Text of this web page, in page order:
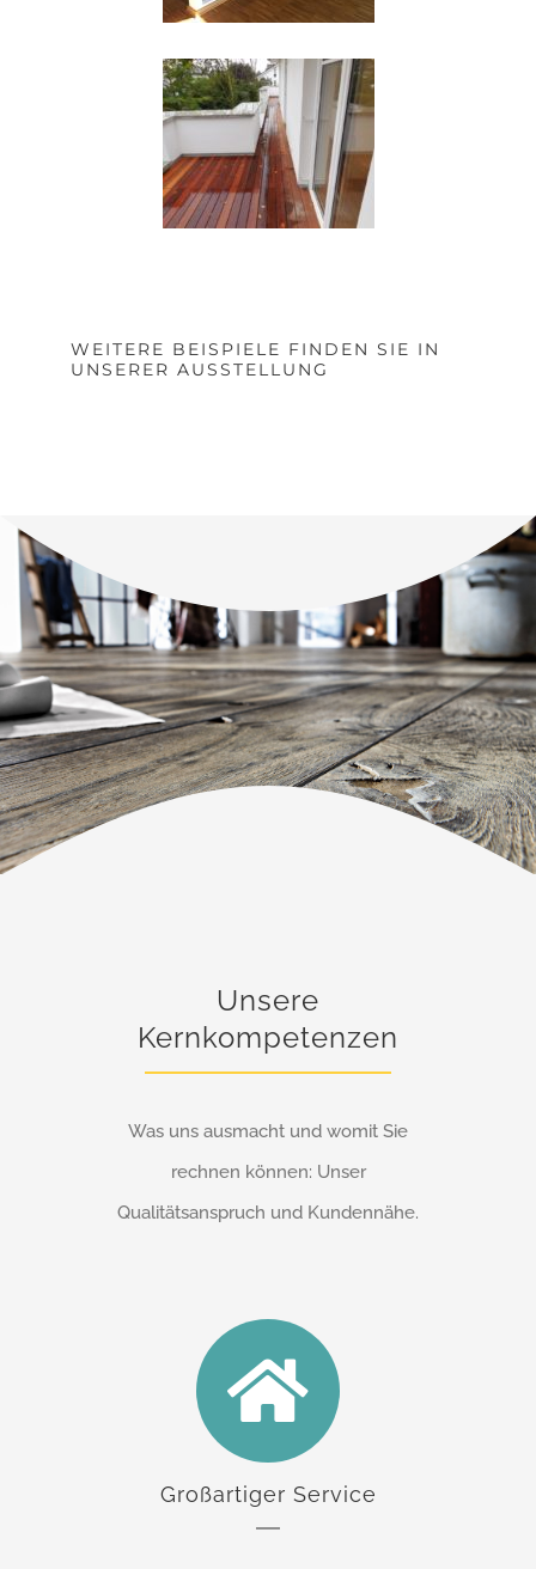
WEITERE BEISPIELE FINDEN SIE IN
UNSERER AUSSTELLUNG
Unsere
Kernkompetenzen
Was uns ausmacht und womit Sie
rechnen können: Unser
Qualitätsanspruch und Kundennähe.
Großartiger Service